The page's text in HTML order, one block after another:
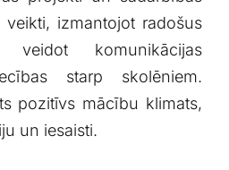
izmantojot radošus
veidot komunikācijas
starp⁤ skolēniem.
pozitīvs mācību klimats,
un iesaisti.